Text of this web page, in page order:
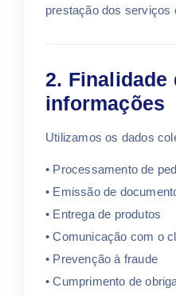
prestação dos serviços
2. Finalidade
informações
Utilizamos os dados
• Processamento de
• Emissão de
• Entrega de produtos
• Comunicação com o
• Prevenção à fraude
• Cumprimento de